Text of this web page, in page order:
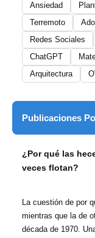
Ansiedad
Terremoto
Redes Sociales
ChatGPT
Arquitectura
Publicaciones
¿Por qué las
veces flotan?
La cuestión de por
mientras que la de
década de 1970.